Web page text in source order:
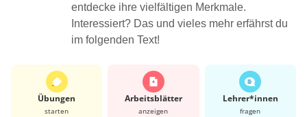
entdecke ihre vielfältigen Merkmale.
Interessiert? Das und vieles mehr erfährst du
im folgenden Text!
Übungen
starten
Arbeits­blätter
anzeigen
Lehrer*​innen
fragen